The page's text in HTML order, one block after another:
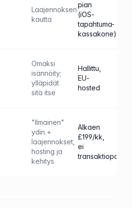
Laajennoksen
kautta
pian
(iOS-
tapahtuma-
kassakone)
Omaksi
isännöity;
ylläpidät
sitä itse
Hallittu,
EU-
hosted
"Ilmainen"
ydin +
laajennokset,
hosting ja
kehitys
Alkaen
£199/kk,
ei